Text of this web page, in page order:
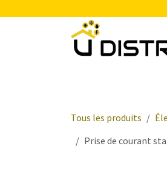
Tous les produits
Prise de courant